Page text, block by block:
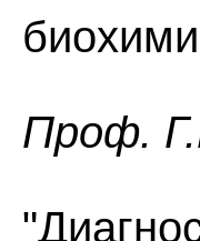
Проф.